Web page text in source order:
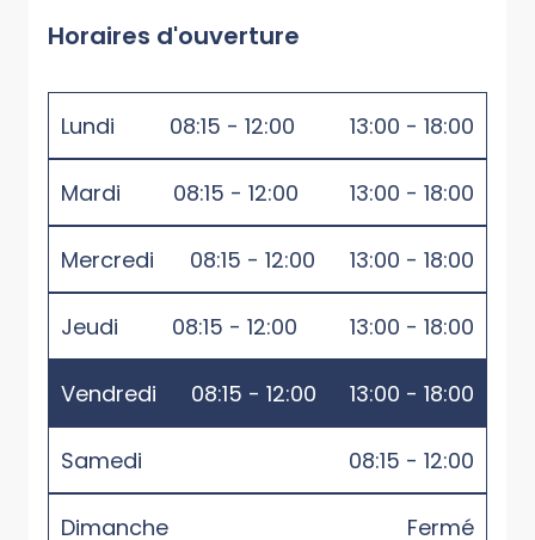
Horaires d'ouverture
Lundi 08:15 - 12:00 13:00 - 18:00
Mardi 08:15 - 12:00 13:00 - 18:00
Mercredi 08:15 - 12:00 13:00 - 18:00
Jeudi 08:15 - 12:00 13:00 - 18:00
Vendredi 08:15 - 12:00 13:00 - 18:00
Samedi 08:15 - 12:00
Dimanche Fermé